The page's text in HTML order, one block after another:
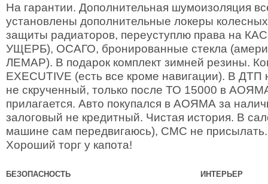
На гарантии. Дополнительная шумоизоляция
установлены дополнительные локеры
защиты радиаторов, переуступлю права на
УЩЕРБ), ОСАГО, бронированные стекла
ЛЕМАР). В подарок комплект зимней резины.
EXECUTIVE (есть все кроме навигации). В ДТП
не скрученный, только после ТО 15000 в
прилагается. Авто покупался в АОЯМА за
залоговый не кредитный. Чистая история. В
машине сам передвигаюсь), СМС не
Хороший торг у капота!
БЕЗОПАСНОСТЬ ИНТЕРЬЕР